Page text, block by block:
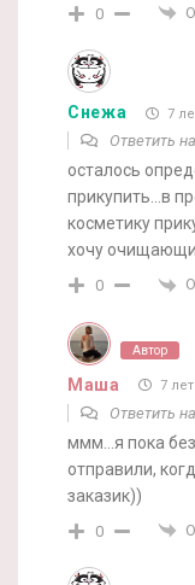
0
Снежа 7
Ответить на
осталось
прикупить…в
косметику
хочу
0
Автор
Маша 7
Ответить на
ммм…я пока без
отправили,
заказик))
0